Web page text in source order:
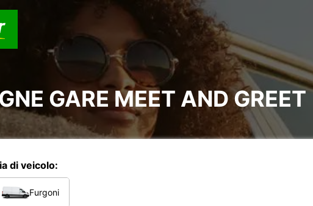
GARE MEET AND GREET
di veicolo:
Furgoni